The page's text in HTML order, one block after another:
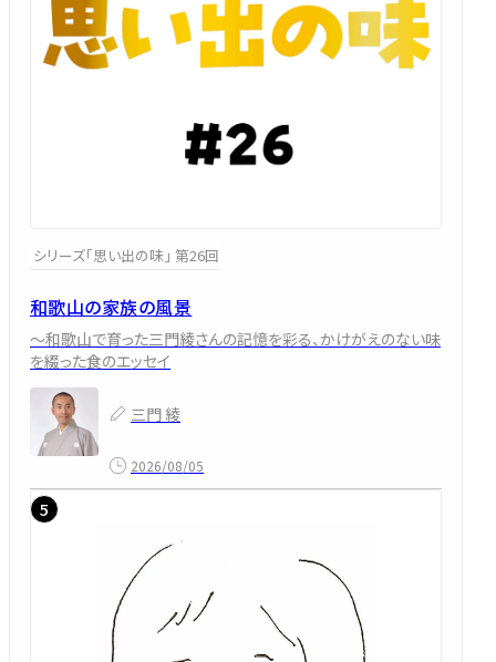
シリーズ「思い出の味」 第26回
和歌山の家族の風景
～和歌山で育った三門綾さんの記憶を彩る、かけがえのない味
を綴った食のエッセイ
三門 綾
2026/08/05